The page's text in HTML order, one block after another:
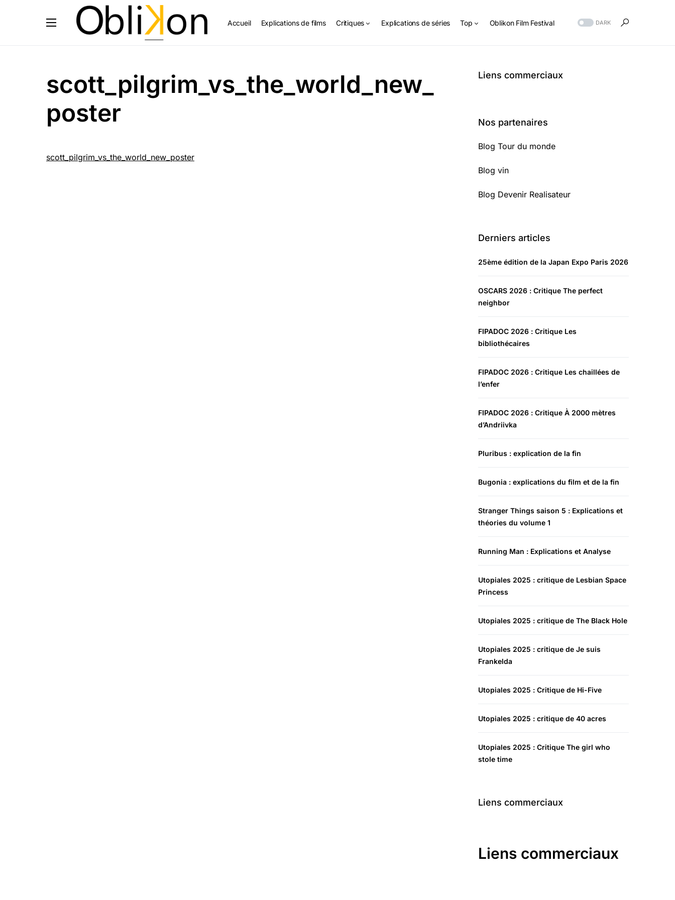
Accueil Explications de films Critiques Explications de séries Top Oblikon Film Festival DARK
scott_pilgrim_vs_the_world_new_
poster
scott_pilgrim_vs_the_world_new_poster
Liens commerciaux
Nos partenaires
Blog Tour du monde
Blog vin
Blog Devenir Realisateur
Derniers articles
25ème édition de la Japan Expo Paris 2026
OSCARS 2026 : Critique The perfect
neighbor
FIPADOC 2026 : Critique Les
bibliothécaires
FIPADOC 2026 : Critique Les chaillées de
l’enfer
FIPADOC 2026 : Critique À 2000 mètres
d’Andriivka
Pluribus : explication de la fin
Bugonia : explications du film et de la fin
Stranger Things saison 5 : Explications et
théories du volume 1
Running Man : Explications et Analyse
Utopiales 2025 : critique de Lesbian Space
Princess
Utopiales 2025 : critique de The Black Hole
Utopiales 2025 : critique de Je suis
Frankelda
Utopiales 2025 : Critique de Hi-Five
Utopiales 2025 : critique de 40 acres
Utopiales 2025 : Critique The girl who
stole time
Liens commerciaux
Liens commerciaux